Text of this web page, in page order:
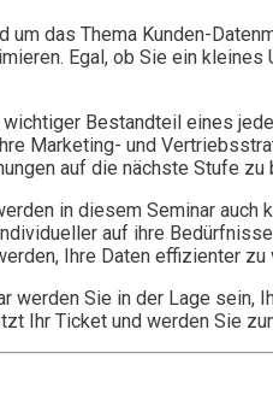
das Thema Kunden-
Egal, ob Sie ein
Bestandteil eines
Marketing- und
auf die nächste Stufe zu
in diesem Seminar
auf ihre
Ihre Daten effizienter zu
werden Sie in der Lage
Ihr Ticket und werden Sie